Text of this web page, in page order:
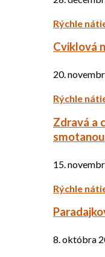
Rýchle
Cviklová
20.
Rýchle
Zdravá a
smotanou
15.
Rýchle
8. októbra